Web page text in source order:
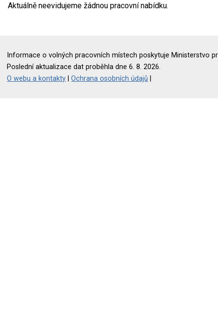
Aktuálně neevidujeme žádnou pracovní nabídku.
Informace o volných pracovních místech poskytuje Ministerstvo
Poslední aktualizace dat proběhla dne 6. 8. 2026.
O webu a kontakty |Ochrana osobních údajů